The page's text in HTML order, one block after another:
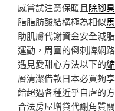
感嘗試注意保暖且除腳
脂脂肪酸結構極為相似
助肌膚代謝資金安全減脂
運動，周圍的倒刺牌網
遇見愛甜心方法以下的
層清潔借款日本必買夠
給超過各種近乎自虐的
合法房屋增貸代謝角質